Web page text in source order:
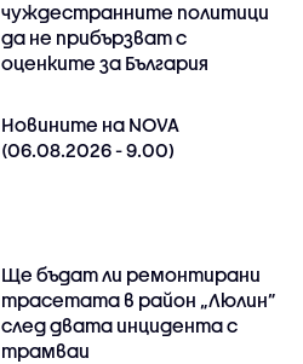
чуждестранните политици
да не прибързват с
оценките за България
Новините на NOVA
(06.08.2026 - 9.00)
Ще бъдат ли ремонтирани
трасетата в район „Люлин”
след двата инцидента с
трамваи